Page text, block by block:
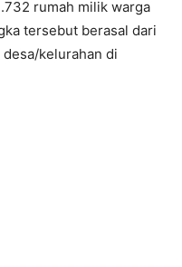
rumah milik warga
tersebut berasal dari
desa/kelurahan di